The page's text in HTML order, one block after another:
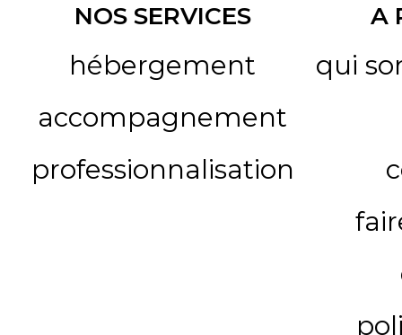
NOS SERVICES
hébergement
accompagnement
professionnalisation
A
qui